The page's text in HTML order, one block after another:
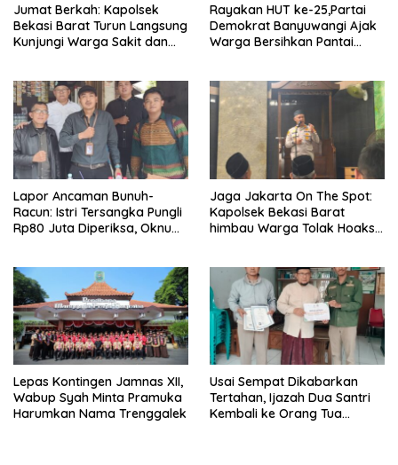
Jumat Berkah: Kapolsek
Bekasi Barat Turun Langsung
Kunjungi Warga Sakit dan
Rayakan HUT ke-25,Partai
Demokrat Banyuwangi Ajak
Warga Bersihkan Pantai
Lapor Ancaman Bunuh-
Racun: Istri Tersangka Pungli
Rp80 Juta Diperiksa, Oknum
Jaga Jakarta On The Spot:
Kapolsek Bekasi Barat
himbau Warga Tolak Hoaks
Lepas Kontingen Jamnas XII,
Wabup Syah Minta Pramuka
Harumkan Nama Trenggalek
Usai Sempat Dikabarkan
Tertahan, Ijazah Dua Santri
Kembali ke Orang Tua